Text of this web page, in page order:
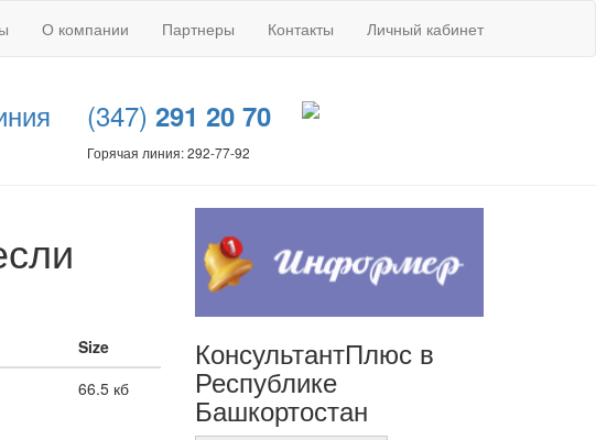
О компании Партнеры Контакты Личный кабинет
(347) 291 20 70
Горячая линия: 292-77-92
Size
66.5 кб
КонсультантПлюс в
Республике
Башкортостан